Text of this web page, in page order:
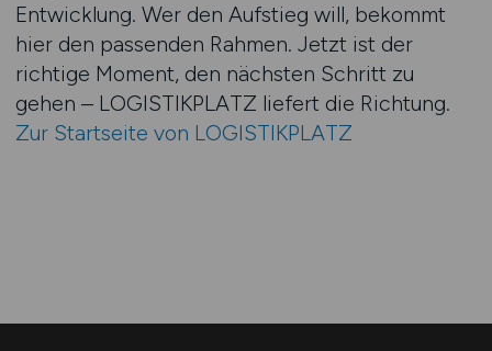
Entwicklung. Wer den Aufstieg will, bekommt
hier den passenden Rahmen. Jetzt ist der
richtige Moment, den nächsten Schritt zu
gehen – LOGISTIKPLATZ liefert die Richtung.
Zur Startseite von LOGISTIKPLATZ